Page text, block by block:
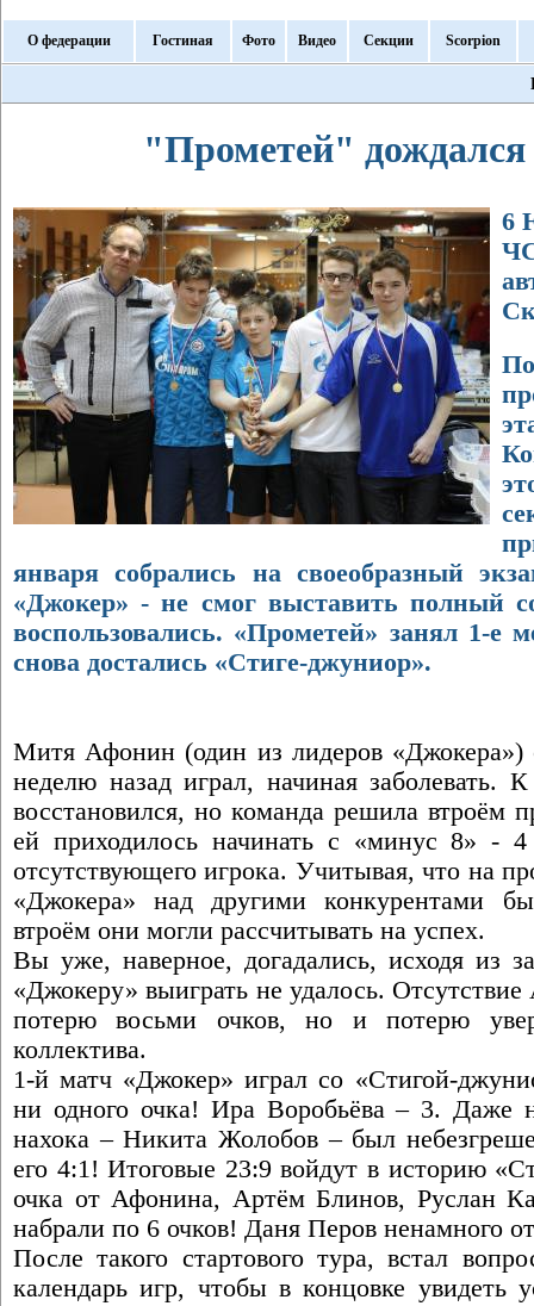
О федерации Гостиная Фото Видео Секции Scorpion
"Прометей" дождался
6
января собрались на своеобразный
«Джокер» - не смог выставить полный
воспользовались. «Прометей» занял 1-е
снова достались «Стиге-джуниор».
Митя Афонин (один из лидеров
неделю назад играл, начиная
восстановился, но команда решила втроём
ей приходилось начинать с «минус 8» - 4
отсутствующего игрока. Учитывая, что на
«Джокера» над другими конкурентами
втроём они могли рассчитывать на успех.
Вы уже, наверное, догадались, исходя из
«Джокеру» выиграть не удалось.
потерю восьми очков, но и потерю
коллектива.
1-й матч «Джокер» играл со «Стигой-
ни одного очка! Ира Воробьёва – 3. Даже
нахока – Никита Жолобов – был
его 4:1! Итоговые 23:9 войдут в историю
очка от Афонина, Артём Блинов, Руслан
набрали по 6 очков! Даня Перов ненамного
После такого стартового тура, встал
календарь игр, чтобы в концовке увидеть